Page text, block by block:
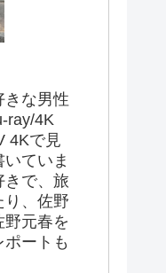
きな男性
ray/4K
4Kで見
ていま
きで、旅
り、佐野
野元春を
ートも